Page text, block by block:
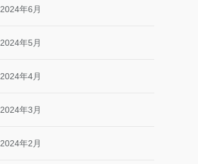
2024年6月
2024年5月
2024年4月
2024年3月
2024年2月